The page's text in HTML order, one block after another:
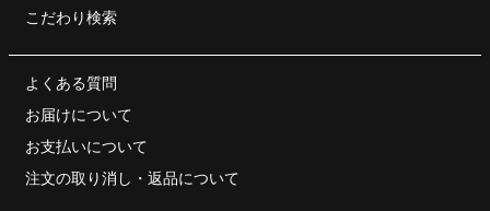
こだわり検索
よくある質問
お届けについて
お支払いについて
注文の取り消し・ 返品について